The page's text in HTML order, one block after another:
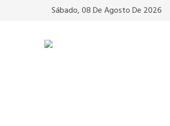
Sábado, 08 De Agosto De 2026